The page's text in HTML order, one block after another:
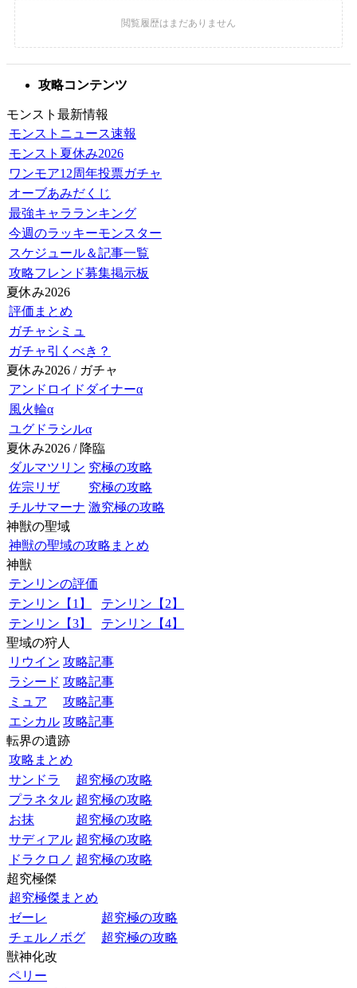
攻略コンテンツ
モンスト最新情報
モンストニュース速報
モンスト夏休み2026
ワンモア12周年投票ガチャ
オーブあみだくじ
最強キャラランキング
今週のラッキーモンスター
スケジュール＆記事一覧
攻略フレンド募集掲示板
夏休み2026
評価まとめ
ガチャシミュ
ガチャ引くべき？
夏休み2026 / ガチャ
アンドロイドダイナーα
風火輪α
ユグドラシルα
夏休み2026 / 降臨
ダルマツリン 究極の攻略
佐宗リザ
究極の攻略
チルサマーナ 激究極の攻略
神獣の聖域
神獣の聖域の攻略まとめ
神獣
テンリンの評価
テンリン【1】
テンリン【2】
テンリン【3】
テンリン【4】
聖域の狩人
リウイン 攻略記事
ラシード 攻略記事
ミュア
攻略記事
エシカル 攻略記事
転界の遺跡
攻略まとめ
サンドラ
超究極の攻略
プラネタル 超究極の攻略
お抹
超究極の攻略
サディアル 超究極の攻略
ドラクロノ 超究極の攻略
超究極傑
超究極傑まとめ
ゼーレ
超究極の攻略
チェルノボグ
超究極の攻略
獣神化改
ペリー